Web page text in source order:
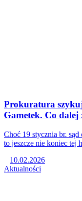
Prokuratura
Gametek. Co
Choć 19 stycznia br. sąd
to jeszcze nie koniec tej
10.02.2026
Aktualności